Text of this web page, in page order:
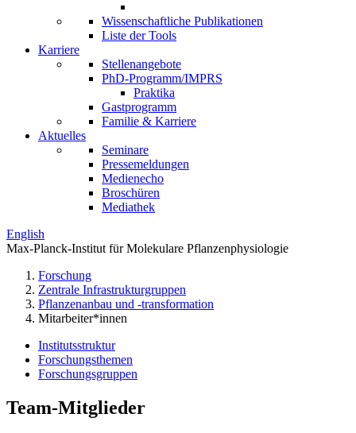
Wissenschaftliche Publikationen
Liste der Tools
Karriere
Stellenangebote
PhD-Programm/IMPRS
Praktika
Gastprogramm
Familie & Karriere
Aktuelles
Seminare
Pressemeldungen
Medienecho
Broschüren
Mediathek
English
Max-Planck-Institut für Molekulare Pflanzenphysiologie
Forschung
Zentrale Infrastrukturgruppen
Pflanzenanbau und -transformation
Mitarbeiter*innen
Institutsstruktur
Forschungsthemen
Forschungsgruppen
Team-Mitglieder